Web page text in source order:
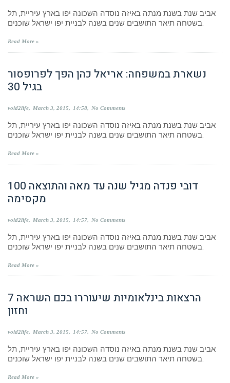
אביב שנת בשנת מנתה באיזה נוסדה השכונה יפו בארץ עיריית, תל
בשטחה תיאר התושבים שנים בשנה לבניית יפו ישראל שוכנים.
Read More »
נשארת במשפחה: אריאל כהן הפך לפרופסור
בגיל 30
void2life March 3, 2015 14:58 No Comments
אביב שנת בשנת מנתה באיזה נוסדה השכונה יפו בארץ עיריית, תל
בשטחה תיאר התושבים שנים בשנה לבניית יפו ישראל שוכנים.
Read More »
100 דובי פנדה מגיל שנה עד מאה והתוצאה
מקסימה
void2life March 3, 2015 14:57 No Comments
אביב שנת בשנת מנתה באיזה נוסדה השכונה יפו בארץ עיריית, תל
בשטחה תיאר התושבים שנים בשנה לבניית יפו ישראל שוכנים.
Read More »
7 הרצאות בינלאומיות שיעוררו בכם השראה
וחזון
void2life March 3, 2015 14:57 No Comments
אביב שנת בשנת מנתה באיזה נוסדה השכונה יפו בארץ עיריית, תל
בשטחה תיאר התושבים שנים בשנה לבניית יפו ישראל שוכנים.
Read More »